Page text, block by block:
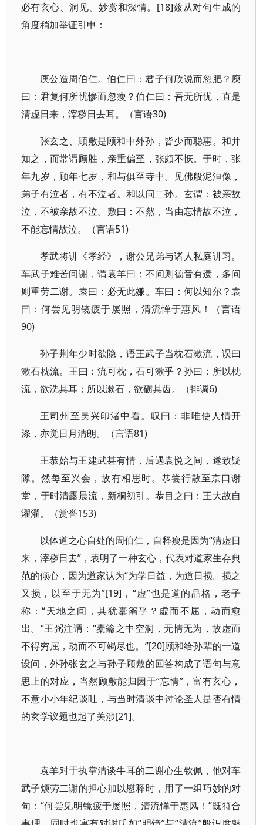
必有玄心、洞见、妙赏和深情。[18]兹从对句生成的
角度稍加举证引申：
庾公造周伯仁。伯仁曰：君子何欣说而忽肥？庾
曰：君复何所忧惨而忽瘦？伯仁曰：吾无所忧，直是
清虚日来，滓秽日去耳。（言语30)
张玄之、顾敷是顾和中外孙，皆少而聪惠。和并
知之，而常谓顾胜，亲重偏至，张颇不恹。于时，张
年九岁，顾年七岁，和与俱至寺中。见佛般泥洹像，
弟子有泣者，有不泣者。和以问二孙。玄谓：被亲故
泣，不被亲故不泣。敷曰：不然，当由忘情故不泣，
不能忘情故泣。（言语51)
孝武将讲《孝经》，谢公兄弟与诸人私庭讲习。
车武子难苦问谢，谓袁羊曰：不问则德音有遗，多问
则重劳二谢。袁曰：必无此嫌。车曰：何以知尔？袁
曰：何尝见明镜疲于屡照，清流惮于惠风！（言语
90)
孙子荆年少时欲隐，语王武子当枕石漱流，误曰
漱石枕流。王曰：流可枕，石可漱乎？孙曰：所以枕
流，欲洗其耳；所以漱石，欲砺其齿。（排调6)
王司州至吴兴印渚中看。叹曰：非唯使人情开
涤，亦觉日月清朗。（言语81)
王恭始与王建武甚有情，后遇袁悦之间，遂致疑
隙。然每至兴会，故有相思时。恭尝行散至京口谢
堂，于时清露晨流，新桐初引。恭目之曰：王大故自
濯濯。（赏誉153)
以体道之心自处的周伯仁，自释瘦是因为“清虚日
来，滓秽日去”，表明了一种玄心，代表对道家生存典
范的倾心，因为道家认为“为学日益，为道日损。损之
又损，以至于无为”[19]，“虚”也是道的品格，老子
称：“天地之间，其犹橐籥乎？虚而不屈，动而愈
出。”王弼注谓：“橐籥之中空洞，无情无为，故虚而
不得穷屈，动而不可竭尽也。”[20]顾和给孙辈的一道
设问，外孙张玄之与孙子顾敷的回答构成了语句与意
思上的对应，当然顾敷能归因于“忘情”，富有玄心，
不意小小年纪谈吐，与当时清谈中讨论圣人是否有情
的玄学议题也起了关涉[21]。
袁羊对于执掌清谈牛耳的二谢心生钦佩，他对车
武子烦劳二谢的担心加以慰释时，用了一组巧妙的对
句：“何尝见明镜疲于屡照，清流惮于惠风！”既符合